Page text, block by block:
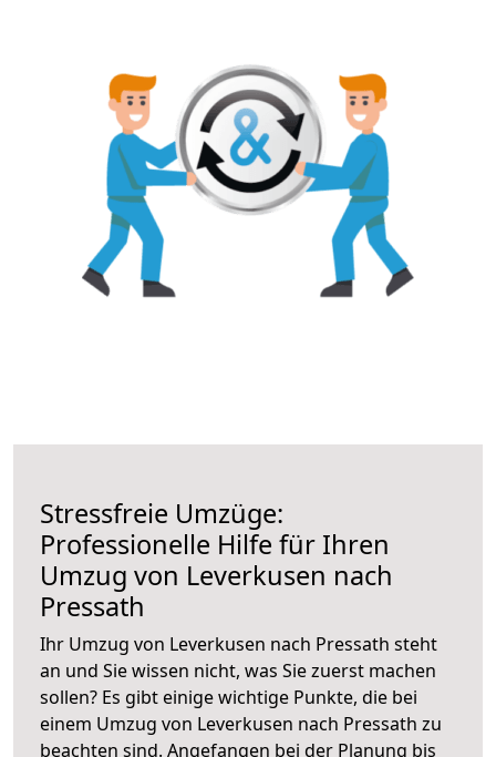
Stressfreie Umzüge:
Professionelle Hilfe für Ihren
Umzug von Leverkusen nach
Pressath
Ihr Umzug von Leverkusen nach Pressath steht
an und Sie wissen nicht, was Sie zuerst machen
sollen? Es gibt einige wichtige Punkte, die bei
einem Umzug von Leverkusen nach Pressath zu
beachten sind. Angefangen bei der Planung bis